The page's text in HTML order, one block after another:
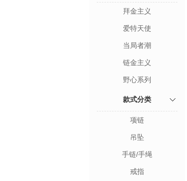
拜金主义
爱特天使
当局者潮
链金主义
野心系列
款式分类
项链
吊坠
手链/手绳
戒指